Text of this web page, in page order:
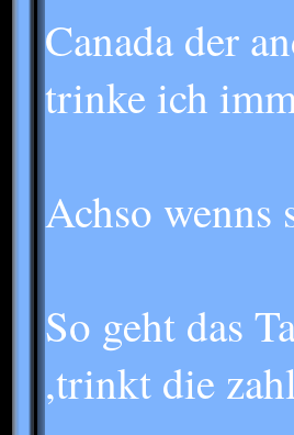
Canada der
trinke ich
Achso wenns
So geht das
,trinkt die